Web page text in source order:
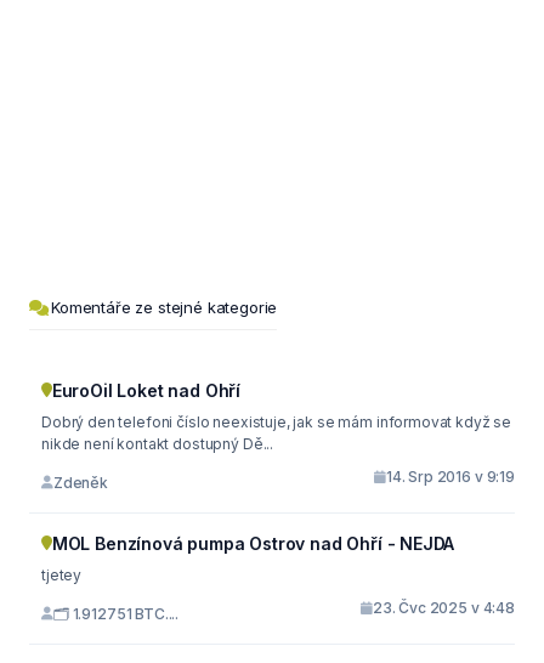
Komentáře ze stejné kategorie
EuroOil Loket nad Ohří
Dobrý den telefoni číslo neexistuje, jak se mám informovat když se
nikde není kontakt dostupný Dě...
Zdeněk 14. Srp 2016 v 9:19
MOL Benzínová pumpa Ostrov nad Ohří - NEJDA
tjetey
🗂 1.912751 BTC.... 23. Čvc 2025 v 4:48